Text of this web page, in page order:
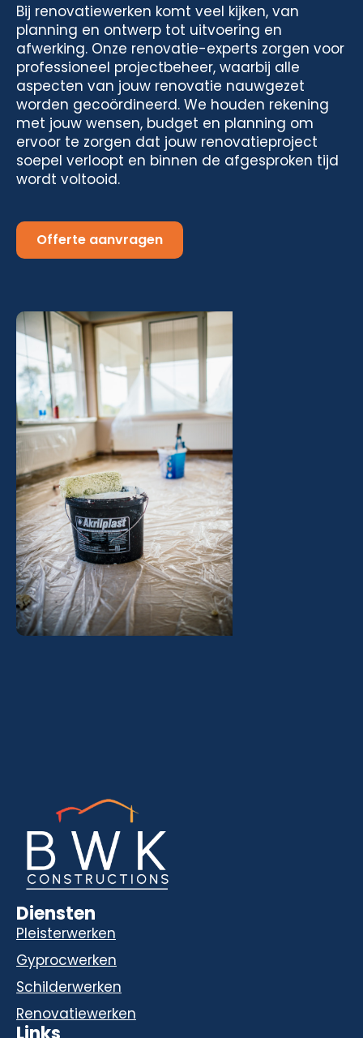
Bij renovatiewerken komt veel kijken, van
planning en ontwerp tot uitvoering en
afwerking. Onze renovatie-experts zorgen voor
professioneel projectbeheer, waarbij alle
aspecten van jouw renovatie nauwgezet
worden gecoördineerd. We houden rekening
met jouw wensen, budget en planning om
ervoor te zorgen dat jouw renovatieproject
soepel verloopt en binnen de afgesproken tijd
wordt voltooid.
Offerte aanvragen
Diensten
Pleisterwerken
Gyprocwerken
Schilderwerken
Renovatiewerken